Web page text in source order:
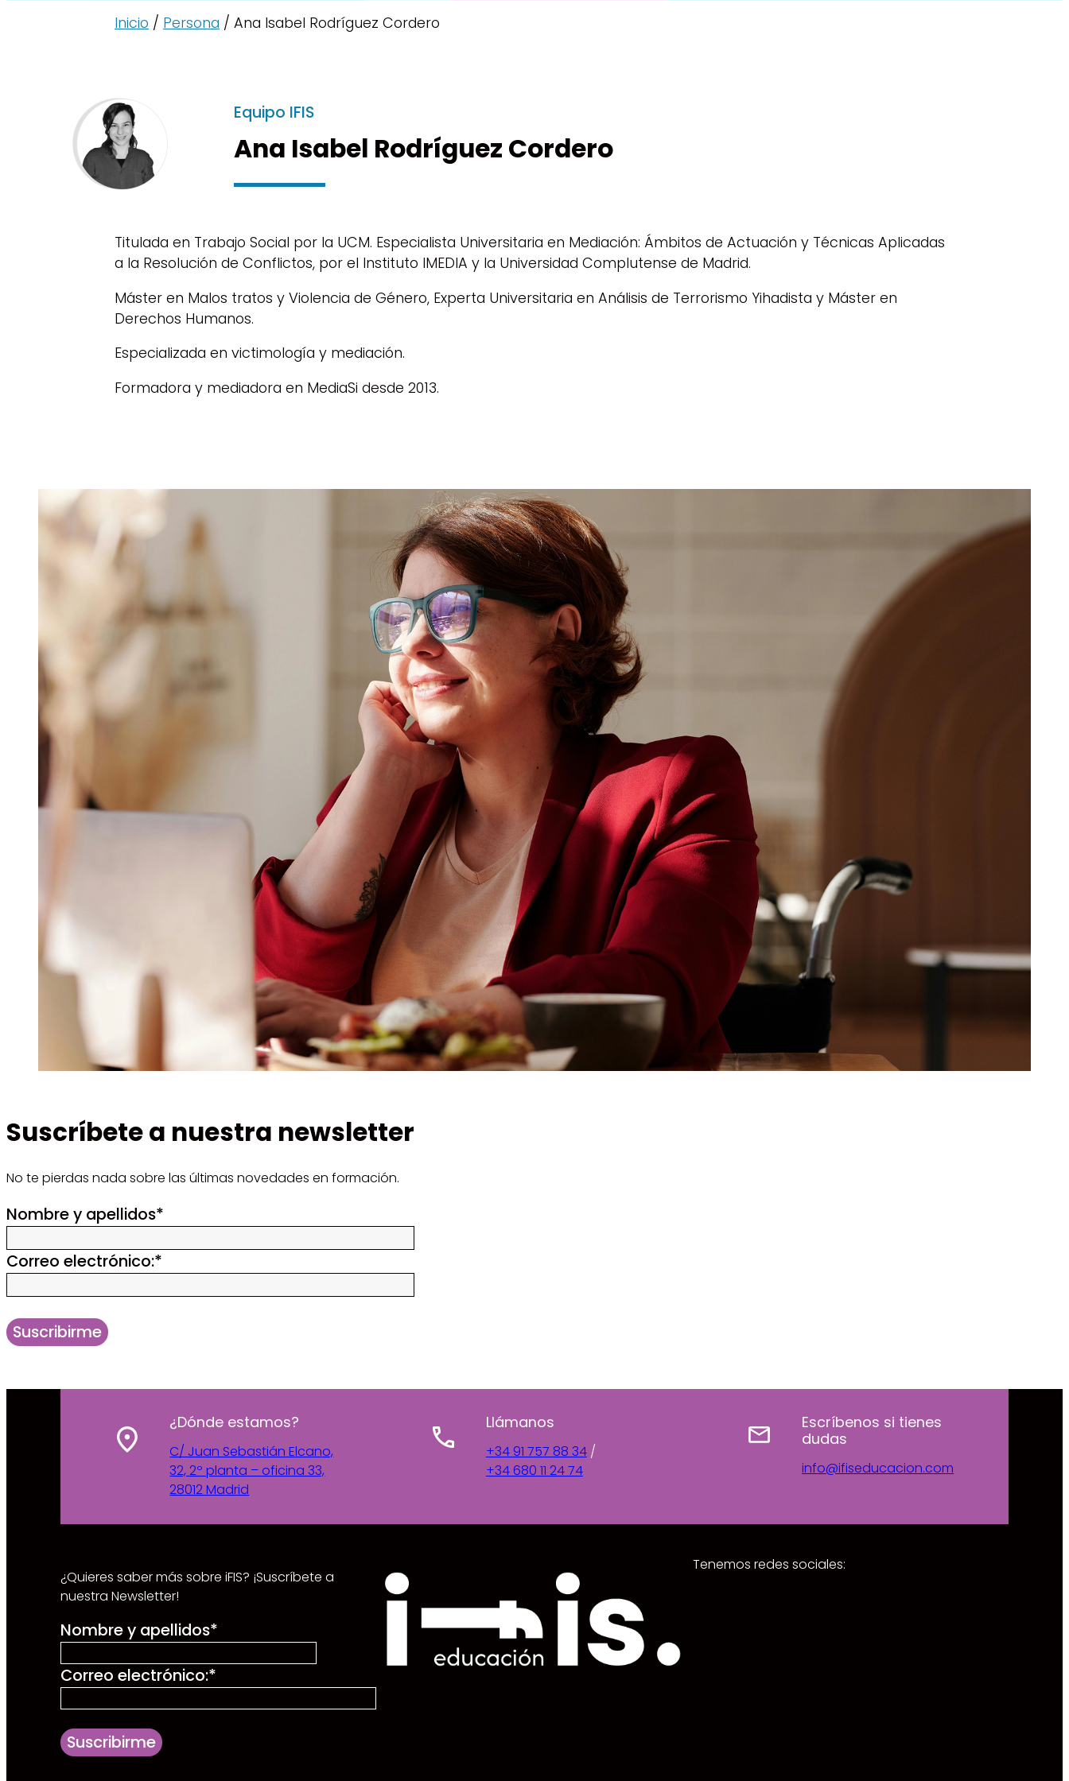
Inicio / Persona / Ana Isabel Rodríguez Cordero
Equipo IFIS
Ana Isabel Rodríguez Cordero
Titulada en Trabajo Social por la UCM. Especialista Universitaria en Mediación: Ámbitos de Actuación y Técnicas Aplicadas
a la Resolución de Conflictos, por el Instituto IMEDIA y la Universidad Complutense de Madrid.
Máster en Malos tratos y Violencia de Género, Experta Universitaria en Análisis de Terrorismo Yihadista y Máster en
Derechos Humanos.
Especializada en victimología y mediación.
Formadora y mediadora en MediaSi desde 2013.
Suscríbete a nuestra newsletter
No te pierdas nada sobre las últimas novedades en formación.
Nombre y apellidos*
Correo electrónico:*
Suscribirme
¿Dónde estamos?
C/ Juan Sebastián Elcano,
32, 2º planta – oficina 33,
28012 Madrid
Llámanos
+34 91 757 88 34/
+34 680 11 24 74
Escríbenos si tienes
dudas
info@ifiseducacion.com
¿Quieres saber más sobre iFIS? ¡Suscríbete a
nuestra Newsletter!
Nombre y apellidos*
Correo electrónico:*
Suscribirme
Tenemos redes sociales: